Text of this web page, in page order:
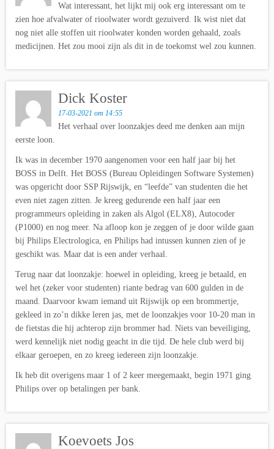
Wat interessant, het lijkt mij ook erg interessant om te
zien hoe afvalwater of rioolwater wordt gezuiverd. Ik wist niet dat
nog niet alle stoffen uit rioolwater konden worden gehaald, zoals
medicijnen. Het zou mooi zijn als dit in de toekomst wel zou kunnen.
Dick Koster
17-03-2021 om 14:55
Het verhaal over loonzakjes deed me denken aan mijn
eerste loon.
Ik was in december 1970 aangenomen voor een half jaar bij het
BOSS in Delft. Het BOSS (Bureau Opleidingen Software Systemen)
was opgericht door SSP Rijswijk, en “leefde” van studenten die het
even niet zagen zitten. Je kreeg gedurende een half jaar een
programmeurs opleiding in zaken als Algol (ELX8), Autocoder
(P1000) en nog meer. Na afloop kon je zeggen of je door wilde gaan
bij Philips Electrologica, en Philips had intussen kunnen zien of je
geschikt was. Maar dat is een ander verhaal.
Terug naar dat loonzakje: hoewel in opleiding, kreeg je betaald, en
wel het (zeker voor studenten) riante bedrag van 600 gulden in de
maand. Daarvoor kwam iemand uit Rijswijk op een brommertje,
gekleed in zo’n dikke leren jas, met de loonzakjes voor 10-20 man in
de fietstas die hij achterop zijn brommer had. Niets van beveiliging,
werd kennelijk niet nodig geacht in die tijd. De hele club werd bij
elkaar geroepen, en zo kreeg iedereen zijn loonzakje.
Ik heb dit overigens maar 1 of 2 keer meegemaakt, begin 1971 ging
Philips over op betalingen per bank.
Koevoets Jos